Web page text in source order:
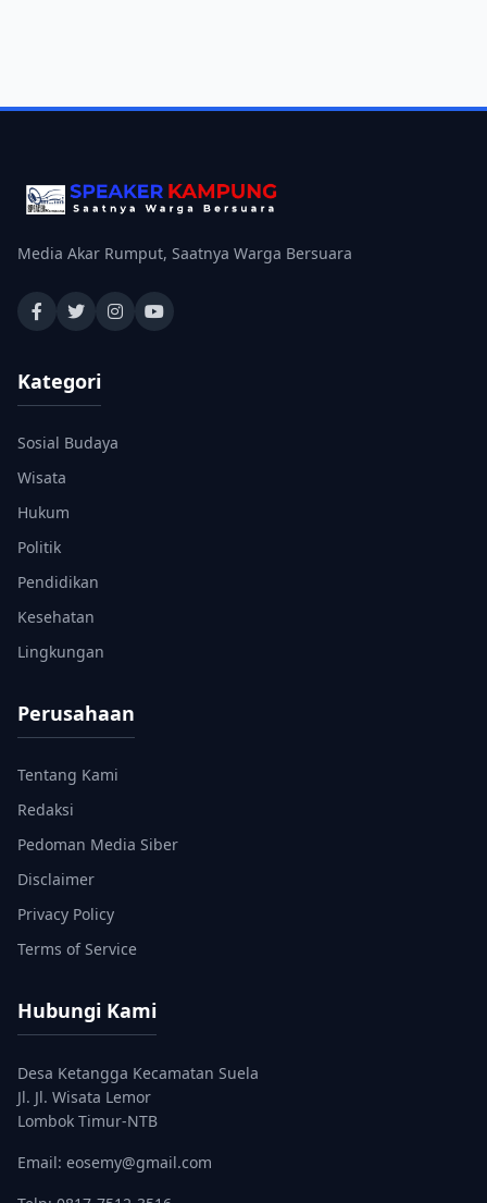
Media Akar Rumput, Saatnya Warga Bersuara
Kategori
Sosial Budaya
Wisata
Hukum
Politik
Pendidikan
Kesehatan
Lingkungan
Perusahaan
Tentang Kami
Redaksi
Pedoman Media Siber
Disclaimer
Privacy Policy
Terms of Service
Hubungi Kami
Desa Ketangga Kecamatan Suela
Jl. Jl. Wisata Lemor
Lombok Timur-NTB
Email: eosemy@gmail.com